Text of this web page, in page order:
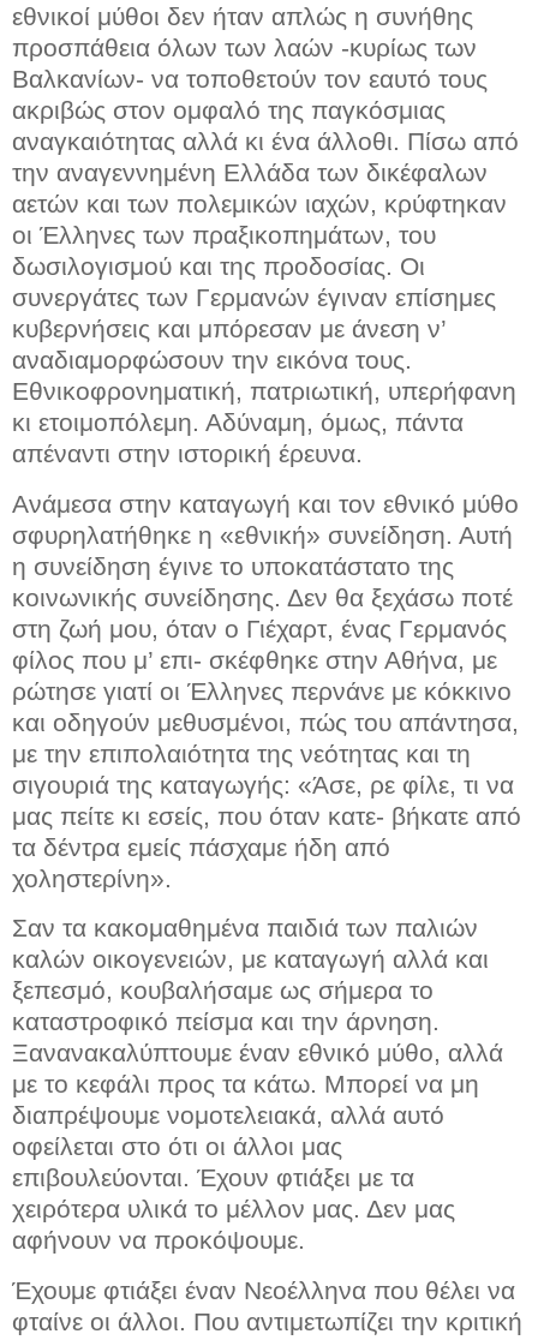
εθνικοί μύθοι δεν ήταν απλώς η συνήθης
προσπάθεια όλων των λαών -κυρίως των
Βαλκανίων- να τοποθετούν τον εαυτό τους
ακριβώς στον ομφαλό της παγκόσμιας
αναγκαιότητας αλλά κι ένα άλλοθι. Πίσω από
την αναγεννημένη Ελλάδα των δικέφαλων
αετών και των πολεμικών ιαχών, κρύφτηκαν
οι Έλληνες των πραξικοπημάτων, του
δωσιλογισμού και της προδοσίας. Οι
συνεργάτες των Γερμανών έγιναν επίσημες
κυβερνήσεις και μπόρεσαν με άνεση ν’
αναδιαμορφώσουν την εικόνα τους.
Εθνικοφρονηματική, πατριωτική, υπερήφανη
κι ετοιμοπόλεμη. Αδύναμη, όμως, πάντα
απέναντι στην ιστορική έρευνα.
Ανάμεσα στην καταγωγή και τον εθνικό μύθο
σφυρηλατήθηκε η «εθνική» συνείδηση. Αυτή
η συνείδηση έγινε το υποκατάστατο της
κοινωνικής συνείδησης. Δεν θα ξεχάσω ποτέ
στη ζωή μου, όταν ο Γιέχαρτ, ένας Γερμανός
φίλος που μ’ επι- σκέφθηκε στην Αθήνα, με
ρώτησε γιατί οι Έλληνες περνάνε με κόκκινο
και οδηγούν μεθυσμένοι, πώς του απάντησα,
με την επιπολαιότητα της νεότητας και τη
σιγουριά της καταγωγής: «Άσε, ρε φίλε, τι να
μας πείτε κι εσείς, που όταν κατε- βήκατε από
τα δέντρα εμείς πάσχαμε ήδη από
χοληστερίνη».
Σαν τα κακομαθημένα παιδιά των παλιών
καλών οικογενειών, με καταγωγή αλλά και
ξεπεσμό, κουβαλήσαμε ως σήμερα το
καταστροφικό πείσμα και την άρνηση.
Ξανανακαλύπτουμε έναν εθνικό μύθο, αλλά
με το κεφάλι προς τα κάτω. Μπορεί να μη
διαπρέψουμε νομοτελειακά, αλλά αυτό
οφείλεται στο ότι οι άλλοι μας
επιβουλεύονται. Έχουν φτιάξει με τα
χειρότερα υλικά το μέλλον μας. Δεν μας
αφήνουν να προκόψουμε.
Έχουμε φτιάξει έναν Νεοέλληνα που θέλει να
φταίνε οι άλλοι. Που αντιμετωπίζει την κριτική